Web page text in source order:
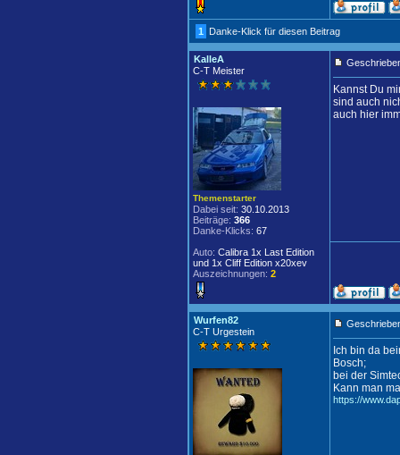
1 Danke-Klick für diesen Beitrag
KalleA
C-T Meister
Themenstarter
Dabei seit: 30.10.2013
Beiträge: 366
Danke-Klicks: 67
Auto: Calibra 1x Last Edition
und 1x Cliff Edition x20xev
Auszeichnungen: 2
Kannst Du
sind auch
auch hier
Wurfen82
C-T Urgestein
Ich bin da
Bosch;
bei der
Kann man
https://